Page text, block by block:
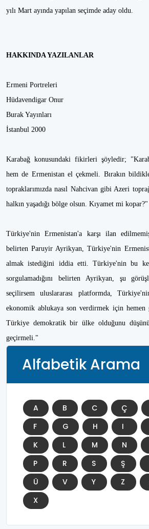
yılı Mart ayında yapılan seçimde aday oldu.
HAKKINDA YAZILANLAR
Ermeni Portreleri
Hüdavendigar Onur
Burak Yayınları
İstanbul 2000
Karabağ konusundaki fikirleri şöyledir;
hem de Ermenistan el çekmeli. Bırakın
topraklarımızda nasıl Nahcivan gibi Azeri
halkın yaşadığı bölge olsun. Kıyamet mi kopar?"
Türkiye'nin Ermenistan'a karşı ilan
belirten Paruyir Ayrikyan, Türkiye'nin
almak istediğini iddia etti. Türkiye'nin bu
sorgulamadığını belirten Ayrikyan, şu
seçilirsem uluslararası platformda,
ekonomik ablukaya son verdirmek için hemen
Türkiye demokratik bir ülke olduğunu
geçirmeli."
Alfabetik Arama
A B C Ç
F
G H I
K
L M N
P
R S Ş
Ü
V Y Z
X